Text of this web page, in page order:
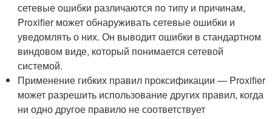
сетевые ошибки различаются по типу и причинам,
Proxifier может обнаруживать сетевые ошибки и
уведомлять о них. Он выводит ошибки в стандартном
виндовом виде, который понимается сетевой
системой.
Применение гибких правил проксификации — Proxifier
может разрешить использование других правил, когда
ни одно другое правило не соответствует